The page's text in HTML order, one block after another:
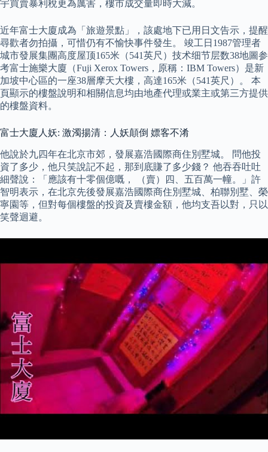
宇買賣暴利稅更為厲害，樓市成交量即時大減。
近年富士大廈成為「旅遊景點」，該處地下已用日文告示，提醒
尋歡者勿拍攝，可惜仍有不愉快事件發生。 竣工日1987管理者
城市發展集團高度屋顶165米（541英尺）技术细节层数38地圖参
考富士施樂大廈（Fuji Xerox Towers，原稱：IBM Towers）是新
加坡中心區的一座38層摩天大樓，高達165米（541英尺）。 本
頁顯示的樓盤說明和相關信息均由地產代理或業主或第三方提供
的樓盤資料。
富士大廈人妖: 激濁揚清：人妖顛倒 嫖客不淆
他說於九四年在北京市郊，發展嘉浩國際商住別墅城。 問他投
資了多少，他只笑說記不起，那到底賺了多少錢？ 他吞吞吐吐
細聲說：「應該有十零個億嘅， （賣）四、五百萬一幢。」許
智明表示，在北京先後發展嘉浩國際商住別墅城、柏聯別墅、榮
寧園等，但對每個樓盤的投資及賣樓金額，他均支吾以對，只以
笑聲迴避。